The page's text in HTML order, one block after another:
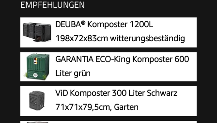
EMPFEHLUNGEN
DEUBA® Komposter 1200L
198x72x83cm witterungsbeständig
Deckel klappbar Gartenkomposter
Thermokomposter Schnellkomposter
GARANTIA ECO-King Komposter 600
Liter grün
ViD Komposter 300 Liter Schwarz
71x71x79,5cm, Garten